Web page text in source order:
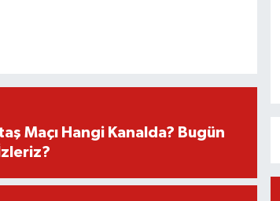
Maçı Hangi Kanalda? Bugün